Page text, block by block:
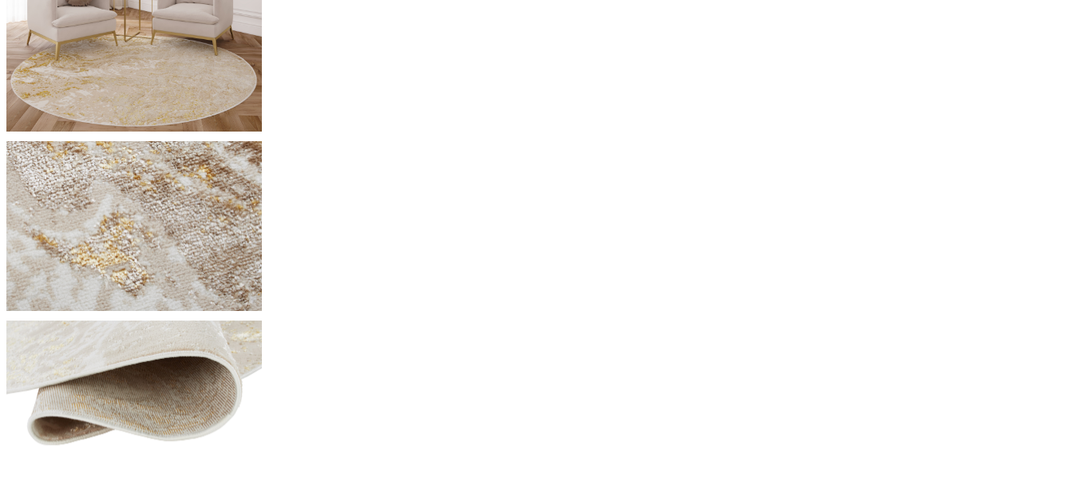
Folosim cookie-uri pentru a personaliza conținutul și reclamele, pentru a oferi funcții sociale și pentru a analiza traficul pe site-ul nostru.
Împărtășim informații despre modul în care utilizezi site-ul nostru cu partenerii noștri sociali, de publicitate și de analiză. Partenerii pot
combina aceste informații cu alte date primite de la tine sau obținute în timpul utilizării serviciilor lor.
Necesare
Cookie-urile necesare sunt esențiale pentru funcțiile de bază ale site-ului și site-ul nu va funcționa corect fără ele. Aceste cookie-uri nu
stochează date care permit identificarea persoanei.